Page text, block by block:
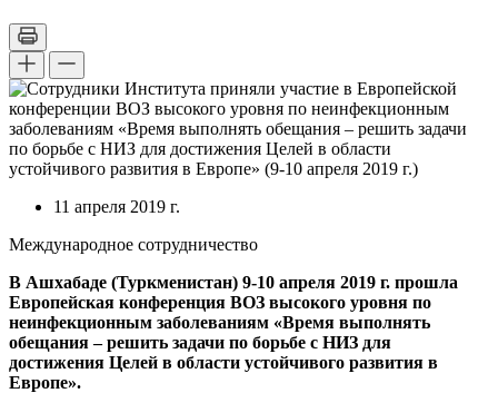
11 апреля 2019 г.
Международное сотрудничество
В Ашхабаде (Туркменистан) 9-10 апреля 2019 г. прошла
Европейская конференция ВОЗ высокого уровня по
неинфекционным заболеваниям «Время выполнять
обещания – решить задачи по борьбе c НИЗ для
достижения Целей в области устойчивого развития в
Европе».